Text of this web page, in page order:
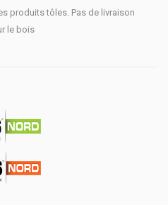
produits tôles. Pas de livraison
le bois